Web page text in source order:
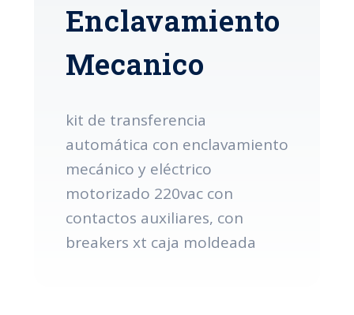
Enclavamiento
Mecanico
kit de transferencia
automática con enclavamiento
mecánico y eléctrico
motorizado 220vac con
contactos auxiliares, con
breakers xt caja moldeada